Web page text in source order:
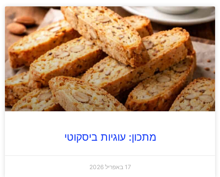
מתכון: עוגיות ביסקוטי
17 באפריל 2026